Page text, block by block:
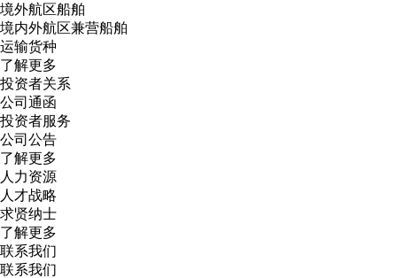
境外航区船舶
境内外航区兼营船舶
运输货种
了解更多
投资者关系
公司通函
投资者服务
公司公告
了解更多
人力资源
人才战略
求贤纳士
了解更多
联系我们
联系我们